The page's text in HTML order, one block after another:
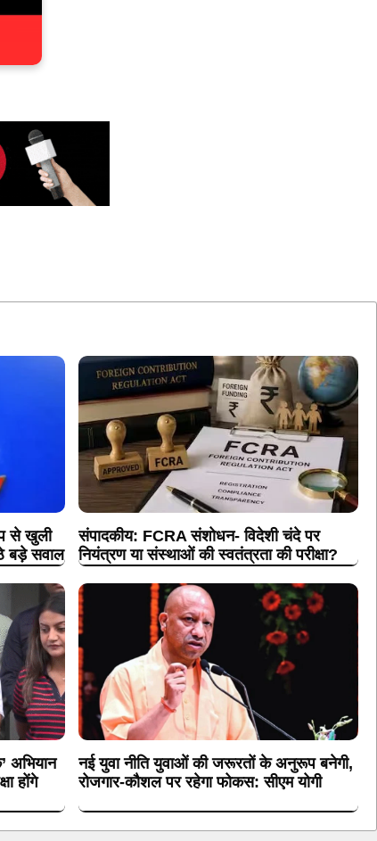
से खुली
बड़े सवाल
संपादकीय: FCRA संशोधन- विदेशी चंदे पर
नियंत्रण या संस्थाओं की स्वतंत्रता की परीक्षा?
अभियान
होंगे
नई युवा नीति युवाओं की जरूरतों के अनुरूप बनेगी,
रोजगार-कौशल पर रहेगा फोकस: सीएम योगी